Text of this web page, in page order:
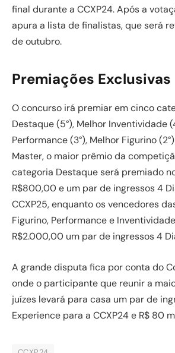
final durante a CCXP24. Após a
apura a lista de finalistas, que será
de outubro.
Premiações Exclusivas
O concurso irá premiar em cinco
Destaque (5°), Melhor Inventividade
Performance (3°), Melhor Figurino
Master, o maior prêmio da
categoria Destaque será premiado
R$800,00 e um par de ingressos 4
CCXP25, enquanto os vencedores
Figurino, Performance e
R$2.000,00 um par de ingressos 4
A grande disputa fica por conta do
onde o participante que reunir a
juízes levará para casa um par de
Experience para a CCXP24 e R$ 80